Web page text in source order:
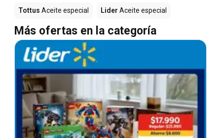
Tottus Aceite especial Lider Aceite especial
Más ofertas en la categoría